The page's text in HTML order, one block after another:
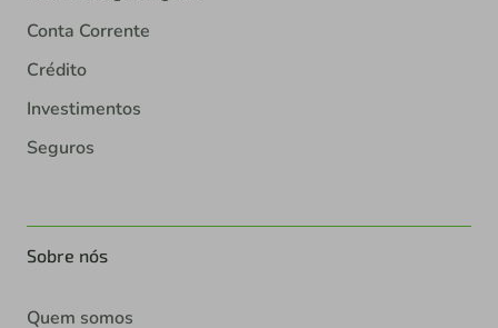
Conta Corrente
Crédito
Investimentos
Seguros
Sobre nós
Quem somos